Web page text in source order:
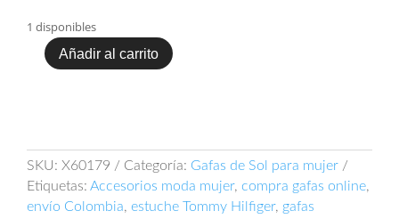
1 disponibles
Lentes
X60179
cantidad
Añadir al carrito
SKU: X60179 Categoría: Gafas de Sol para mujer
Etiquetas: Accesorios moda mujer, compra gafas online,
envío Colombia, estuche Tommy Hilfiger, gafas